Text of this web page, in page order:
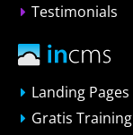
Testimonials
Landing Pages
Gratis Training